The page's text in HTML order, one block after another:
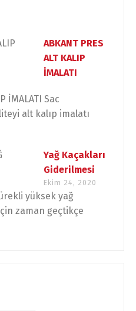
ABKANT PRES
ALT KALIP
İMALATI
İMALATI Sac
alt kalıp imalatı
Yağ Kaçakları
Giderilmesi
Ekim 24, 2020
yüksek yağ
zaman geçtikçe